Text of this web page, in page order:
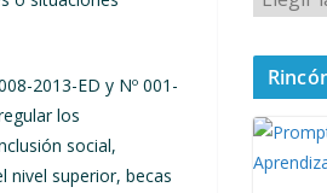
2013-ED y Nº 001-
los
social,
nivel superior, becas
e
n
P
i